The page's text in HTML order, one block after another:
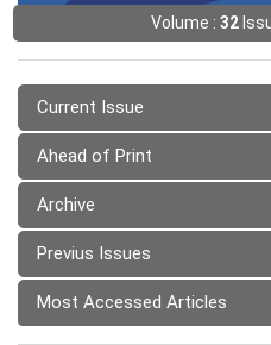
Volume : 32
Current Issue
Ahead of Print
Archive
Previus Issues
Most Accessed Articles